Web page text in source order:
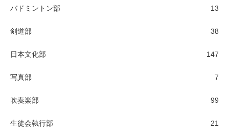
バドミントン部 13
剣道部 38
日本文化部 147
写真部 7
吹奏楽部 99
生徒会執行部 21